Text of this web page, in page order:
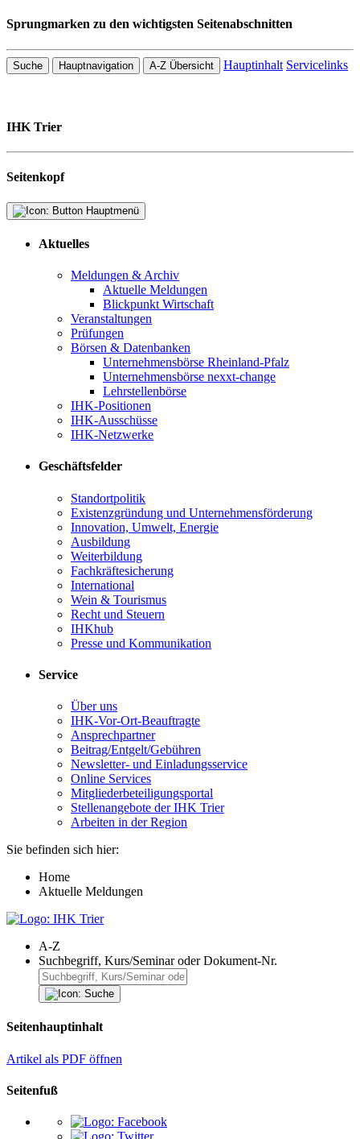
Sprungmarken zu den wichtigsten Seitenabschnitten
Suche Hauptnavigation A-Z Übersicht Hauptinhalt Servicelinks
IHK Trier
Seitenkopf
Aktuelles
Meldungen & Archiv
Aktuelle Meldungen
Blickpunkt Wirtschaft
Veranstaltungen
Prüfungen
Börsen & Datenbanken
Unternehmensbörse Rheinland-Pfalz
Unternehmensbörse nexxt-change
Lehrstellenbörse
IHK-Positionen
IHK-Ausschüsse
IHK-Netzwerke
Geschäftsfelder
Standortpolitik
Existenzgründung und Unternehmensförderung
Innovation, Umwelt, Energie
Ausbildung
Weiterbildung
Fachkräftesicherung
International
Wein & Tourismus
Recht und Steuern
IHKhub
Presse und Kommunikation
Service
Über uns
IHK-Vor-Ort-Beauftragte
Ansprechpartner
Beitrag/Entgelt/Gebühren
Newsletter- und Einladungsservice
Online Services
Mitgliederbeteiligungsportal
Stellenangebote der IHK Trier
Arbeiten in der Region
Sie befinden sich hier:
Home
Aktuelle Meldungen
A-Z
Suchbegriff, Kurs/Seminar oder Dokument-Nr.
Seitenhauptinhalt
Artikel als PDF öffnen
Seitenfuß